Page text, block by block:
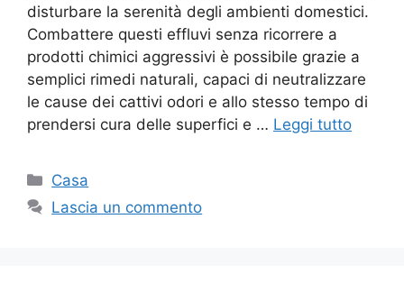
disturbare la serenità degli ambienti domestici.
Combattere questi effluvi senza ricorrere a
prodotti chimici aggressivi è possibile grazie a
semplici rimedi naturali, capaci di neutralizzare
le cause dei cattivi odori e allo stesso tempo di
prendersi cura delle superfici e … Leggi tutto
Categorie
Casa
Lascia un commento